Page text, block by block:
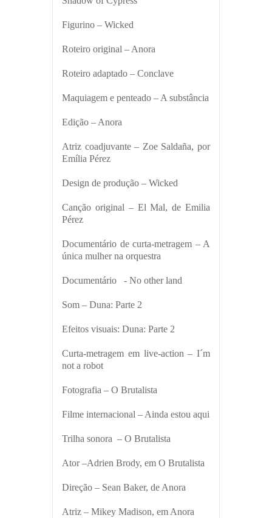
Figurino – Wicked
Roteiro original – Anora
Roteiro adaptado – Conclave
Maquiagem e penteado – A substância
Edição – Anora
Atriz coadjuvante – Zoe Saldaña, por
Emília Pérez
Design de produção – Wicked
Canção original – El Mal, de Emilia
Pérez
Documentário de curta-metragem – A
única mulher na orquestra
Documentário - No other land
Som – Duna: Parte 2
Efeitos visuais: Duna: Parte 2
Curta-metragem em live-action – I´m
not a robot
Fotografia – O Brutalista
Filme internacional – Ainda estou aqui
Trilha sonora – O Brutalista
Ator –Adrien Brody, em O Brutalista
Direção – Sean Baker, de Anora
Atriz – Mikey Madison, em Anora